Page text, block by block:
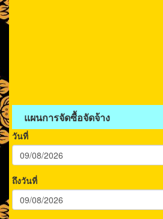
แผนการจัดซื้อจัดจ้าง
วันที่
ถึงวันที่